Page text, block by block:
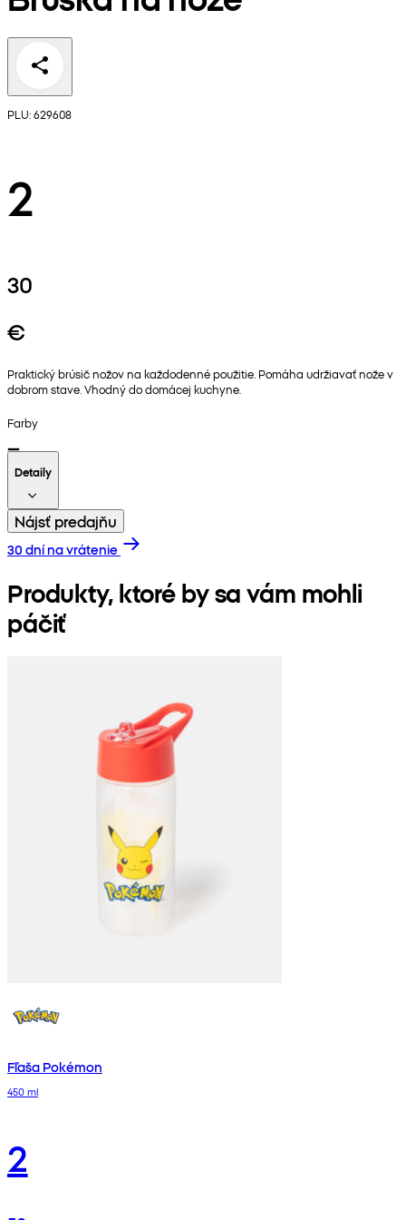
PLU: 629608
2
30
€
Praktický brúsič nožov na každodenné použitie. Pomáha udržiavať nože v
dobrom stave. Vhodný do domácej kuchyne.
Farby
Detaily
Nájsť predajňu
30 dní na vrátenie
Produkty, ktoré by sa vám mohli
páčiť
Fľaša Pokémon
450 ml
2